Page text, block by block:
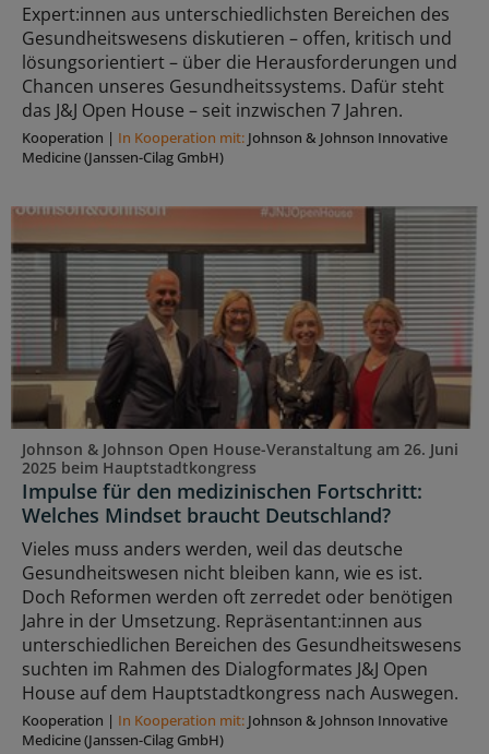
Expert:innen aus unterschiedlichsten Bereichen des
Gesundheitswesens diskutieren – offen, kritisch und
lösungsorientiert – über die Herausforderungen und
Chancen unseres Gesundheitssystems. Dafür steht
das J&J Open House – seit inzwischen 7 Jahren.
Kooperation | In Kooperation mit: Johnson & Johnson Innovative
Medicine (Janssen-Cilag GmbH)
Johnson & Johnson Open House-Veranstaltung am 26. Juni
2025 beim Hauptstadtkongress
Impulse für den medizinischen Fortschritt:
Welches Mindset braucht Deutschland?
Vieles muss anders werden, weil das deutsche
Gesundheitswesen nicht bleiben kann, wie es ist.
Doch Reformen werden oft zerredet oder benötigen
Jahre in der Umsetzung. Repräsentant:innen aus
unterschiedlichen Bereichen des Gesundheitswesens
suchten im Rahmen des Dialogformates J&J Open
House auf dem Hauptstadtkongress nach Auswegen.
Kooperation | In Kooperation mit: Johnson & Johnson Innovative
Medicine (Janssen-Cilag GmbH)